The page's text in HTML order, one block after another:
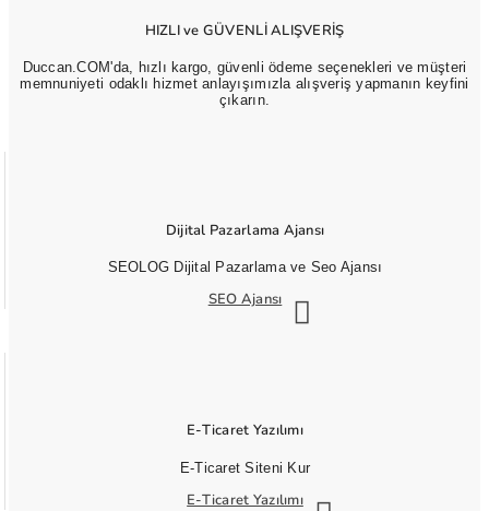
HIZLI ve GÜVENLİ ALIŞVERİŞ
Duccan.COM'da, hızlı kargo, güvenli ödeme seçenekleri ve müşteri
memnuniyeti odaklı hizmet anlayışımızla alışveriş yapmanın keyfini
çıkarın.
Dijital Pazarlama Ajansı
SEOLOG Dijital Pazarlama ve Seo Ajansı
SEO Ajansı
E-Ticaret Yazılımı
E-Ticaret Siteni Kur
E-Ticaret Yazılımı